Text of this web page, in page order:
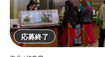
応募終了